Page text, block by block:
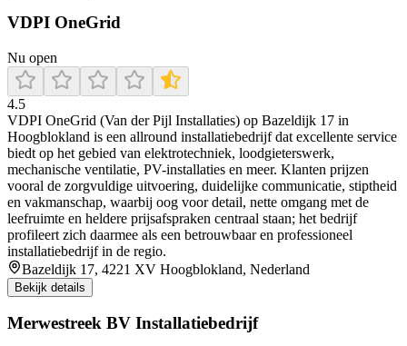
VDPI OneGrid
Nu open
4.5
VDPI OneGrid (Van der Pijl Installaties) op Bazeldijk 17 in
Hoogblokland is een allround installatiebedrijf dat excellente service
biedt op het gebied van elektrotechniek, loodgieterswerk,
mechanische ventilatie, PV-installaties en meer. Klanten prijzen
vooral de zorgvuldige uitvoering, duidelijke communicatie, stiptheid
en vakmanschap, waarbij oog voor detail, nette omgang met de
leefruimte en heldere prijsafspraken centraal staan; het bedrijf
profileert zich daarmee als een betrouwbaar en professioneel
installatiebedrijf in de regio.
Bazeldijk 17, 4221 XV Hoogblokland, Nederland
Bekijk details
Merwestreek BV Installatiebedrijf